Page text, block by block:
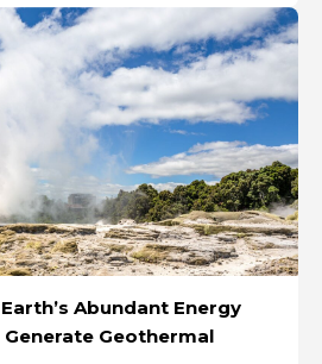
Abundant Energy
Geothermal